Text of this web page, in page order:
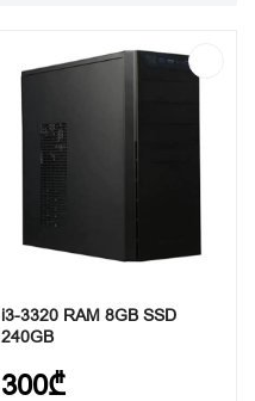
i3-3320 RAM 8GB SSD
240GB
300₾